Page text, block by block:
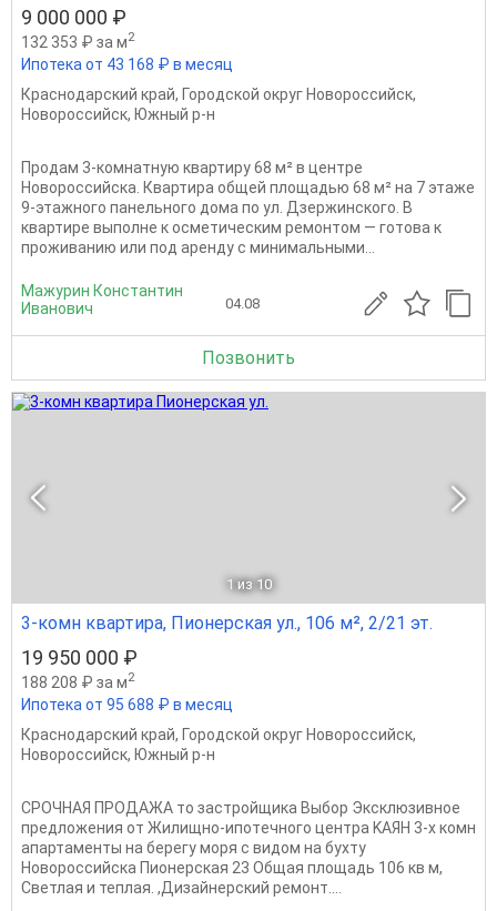
9 000 000 ₽
132 353 ₽ за м2
Ипотека от 43 168 ₽ в месяц
Краснодарский край, Городской округ Новороссийск,
Новороссийск, Южный р-н
Продам 3-комнатную квартиру 68 м² в центре
Новороссийска. Квартира общей площадью 68 м² на 7 этаже
9-этажного панельного дома по ул. Дзержинского. В
квартире выполне к осметическим ремонтом — готова к
проживанию или под аренду с минимальными...
Мажурин Константин
Иванович
04.08
Позвонить
1 из 10
3-комн квартира, Пионерская ул., 106 м², 2/21 эт.
19 950 000 ₽
188 208 ₽ за м2
Ипотека от 95 688 ₽ в месяц
Краснодарский край, Городской округ Новороссийск,
Новороссийск, Южный р-н
СРОЧНАЯ ПРОДАЖА то застройщика Выбор Эксклюзивное
предложения от Жилищно-ипoтeчнoго центра KAЯH 3-х комн
апартаменты на берегу моря с видом на бухту
Новороссийска Пионерская 23 Общая площадь 106 кв м,
Светлая и теплая. ,Дизайнерский ремонт....